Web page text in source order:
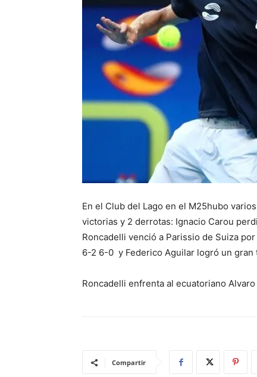
En el Club del Lago en el M25hubo
victorias y 2 derrotas: Ignacio Carou
Roncadelli venció a Parissio de Suiza
6-2 6-0 y Federico Aguilar logró un
Roncadelli enfrenta al ecuatoriano
Compartir